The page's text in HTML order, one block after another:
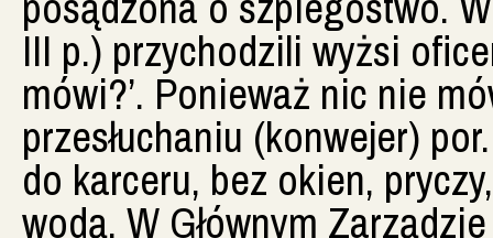
III p.) przychodzili wyżsi
mówi?’. Ponieważ nic nie
przesłuchaniu (konwejer)
do karceru, bez okien,
wodą. W Głównym